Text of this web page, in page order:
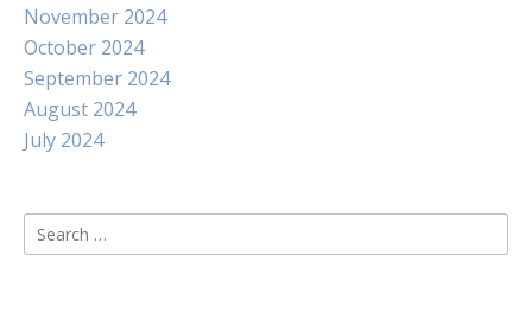
November 2024
October 2024
September 2024
August 2024
July 2024
Search
for: